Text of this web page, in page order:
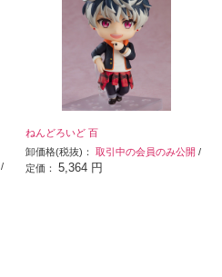
/
ねんどろいど 百
卸価格(税抜)：取引中の会員のみ公開 /
定価：5,364 円